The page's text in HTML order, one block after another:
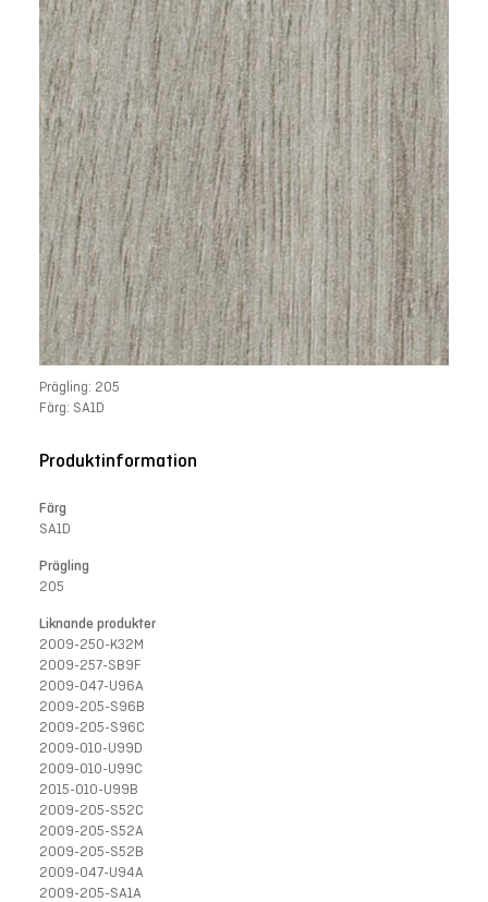
Prägling: 205
Färg: SA1D
Produktinformation
Färg
SA1D
Prägling
205
Liknande produkter
2009-250-K32M
2009-257-SB9F
2009-047-U96A
2009-205-S96B
2009-205-S96C
2009-010-U99D
2009-010-U99C
2015-010-U99B
2009-205-S52C
2009-205-S52A
2009-205-S52B
2009-047-U94A
2009-205-SA1A